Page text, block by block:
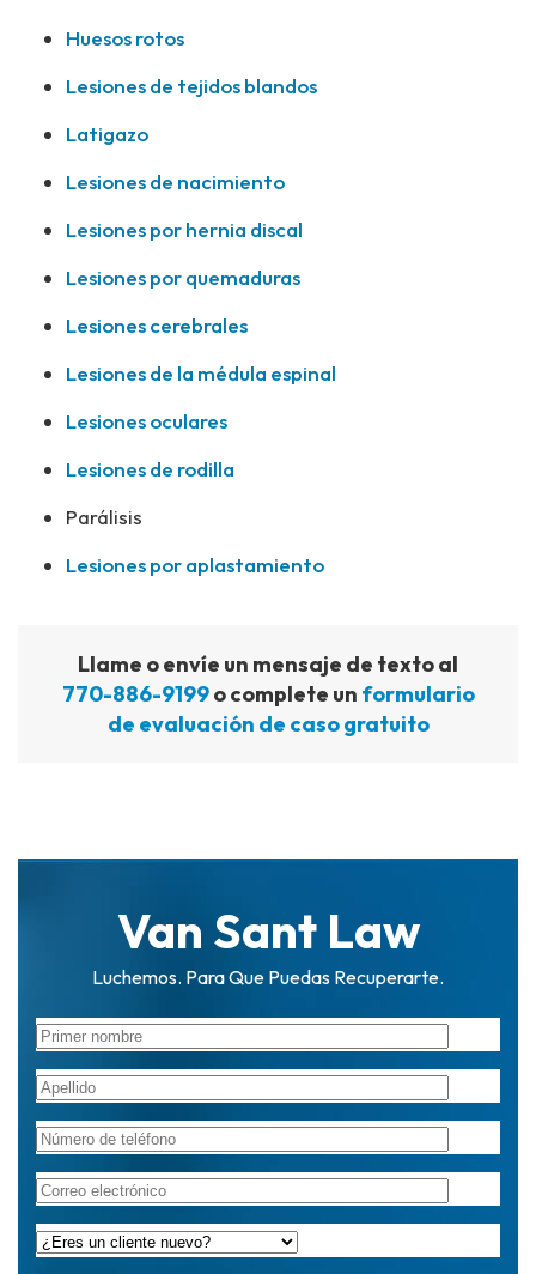
Huesos rotos
Lesiones de tejidos blandos
Latigazo
Lesiones de nacimiento
Lesiones por hernia discal
Lesiones por quemaduras
Lesiones cerebrales
Lesiones de la médula espinal
Lesiones oculares
Lesiones de rodilla
Parálisis
Lesiones por aplastamiento
Llame o envíe un mensaje de texto al
770-886-9199o complete un formulario
de evaluación de caso gratuito
Van Sant Law
Luchemos. Para Que Puedas Recuperarte.